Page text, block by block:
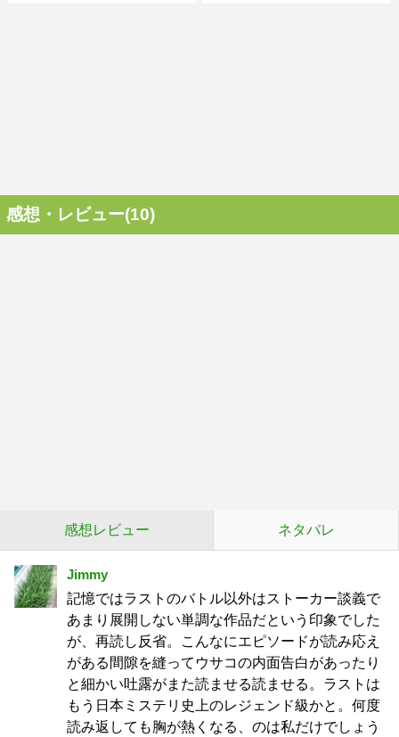
感想・レビュー(10)
感想レビュー ネタバレ
Jimmy
記憶ではラストのバトル以外はストーカー談義で
あまり展開しない単調な作品だという印象でした
が、再読し反省。こんなにエピソードが読み応え
がある間隙を縫ってウサコの内面告白があったり
と細かい吐露がまた読ませる読ませる。ラストは
もう日本ミステリ史上のレジェンド級かと。何度
読み返しても胸が熱くなる、のは私だけでしょう